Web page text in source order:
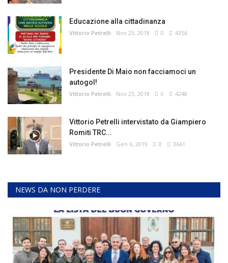
Educazione alla cittadinanza
Vittorio Petrelli Nov 23, 2018 0 4356
Presidente Di Maio non facciamoci un
autogol!
Vittorio Petrelli Nov 23, 2018 0 4248
Vittorio Petrelli intervistato da Giampiero
Romiti TRC...
Vittorio Petrelli Gen 6, 2019 0 3661
NEWS DA NON PERDERE